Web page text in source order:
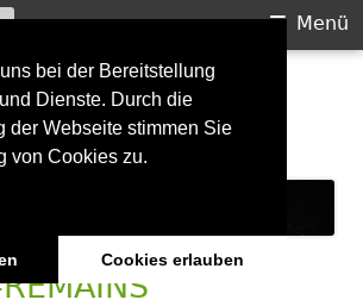
bei der Bereitstellung
Dienste. Durch die
der Webseite stimmen Sie
von Cookies zu.
Cookies erlauben
Starkilla
und mehr
Menü
Suchen